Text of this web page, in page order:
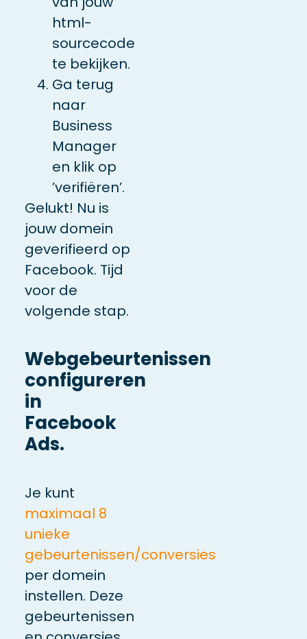
html-
sourcecode
te bekijken.
Ga terug
naar
Business
Manager
en klik op
’verifiëren’.
Gelukt! Nu is
jouw domein
geverifieerd op
Facebook. Tijd
voor de
volgende stap.
Webgebeurtenissen
configureren
in
Facebook
Ads.
Je kunt
maximaal 8
unieke
gebeurtenissen/conversies
per domein
instellen. Deze
gebeurtenissen